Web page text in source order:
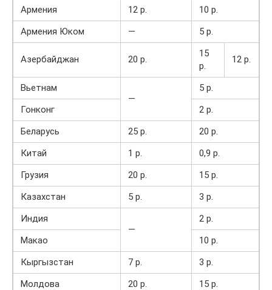
Армения
12 р.
10 р.
Армения Юком
— 5 р.
Азербайджан 20 р.
15
р.
12 р.
Вьетнам
—
5 р.
Гонконг
2 р.
Беларусь
25 р.
20 р.
Китай
1 р.
0,9 р.
Грузия
20 р.
15 р.
Казахстан
5 р.
3 р.
Индия
—
2 р.
Макао
10 р.
Кыргызстан
7 р.
3 р.
Молдова
20 р.
15 р.